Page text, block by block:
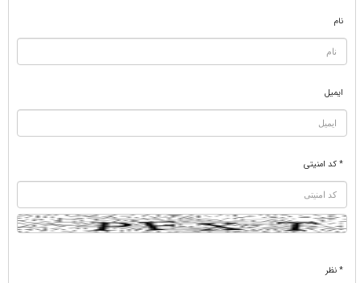
نام
ایمیل
* کد امنیتی
* نظر